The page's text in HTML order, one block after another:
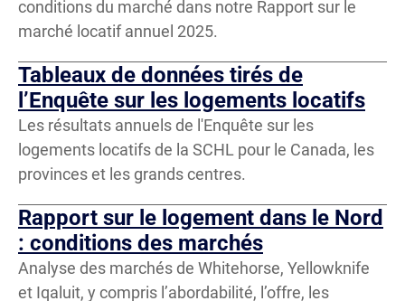
Offre et demande de logements
Financement de l’habitation
Marchés locatifs et taux d’inoccupation
Innovation en construction
Besoins et conditions de logement
Logements abordables et hors marché
Sujet
conditions du marché dans notre Rapport sur le
marché locatif annuel 2025.
Tableaux de données tirés de
l’Enquête sur les logements locatifs
Les résultats annuels de l'Enquête sur les
logements locatifs de la SCHL pour le Canada, les
provinces et les grands centres.
Rapport sur le logement dans le Nord
: conditions des marchés
Analyse des marchés de Whitehorse, Yellowknife
et Iqaluit, y compris l’abordabilité, l’offre, les